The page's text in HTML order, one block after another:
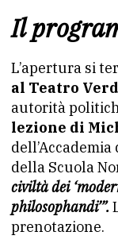
Il
L’apertura si
al Teatro
autorità
lezione di
della Scuola
civiltà dei
philosophandi’”.
prenotazione.